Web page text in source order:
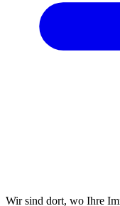
Wir sind dort, wo Ihre